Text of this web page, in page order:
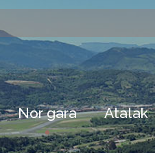
Nor gara Atalak